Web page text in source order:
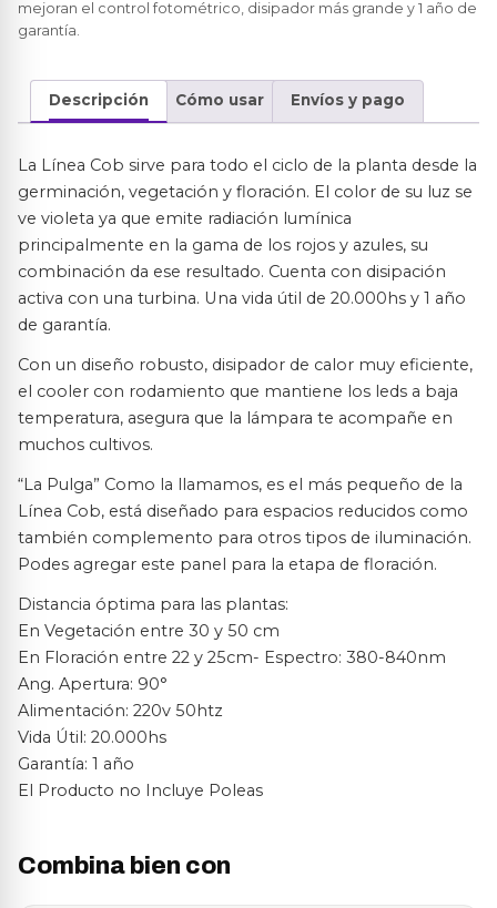
mejoran el control fotométrico, disipador más grande y 1 año de
garantía.
Descripción Cómo usar Envíos y pago
La Línea Cob sirve para todo el ciclo de la planta desde la
germinación, vegetación y floración. El color de su luz se
ve violeta ya que emite radiación lumínica
principalmente en la gama de los rojos y azules, su
combinación da ese resultado. Cuenta con disipación
activa con una turbina. Una vida útil de 20.000hs y 1 año
de garantía.
Con un diseño robusto, disipador de calor muy eficiente,
el cooler con rodamiento que mantiene los leds a baja
temperatura, asegura que la lámpara te acompañe en
muchos cultivos.
“La Pulga” Como la llamamos, es el más pequeño de la
Línea Cob, está diseñado para espacios reducidos como
también complemento para otros tipos de iluminación.
Podes agregar este panel para la etapa de floración.
Distancia óptima para las plantas:
En Vegetación entre 30 y 50 cm
En Floración entre 22 y 25cm- Espectro: 380-840nm
Ang. Apertura: 90°
Alimentación: 220v 50htz
Vida Útil: 20.000hs
Garantía: 1 año
El Producto no Incluye Poleas
Combina bien con